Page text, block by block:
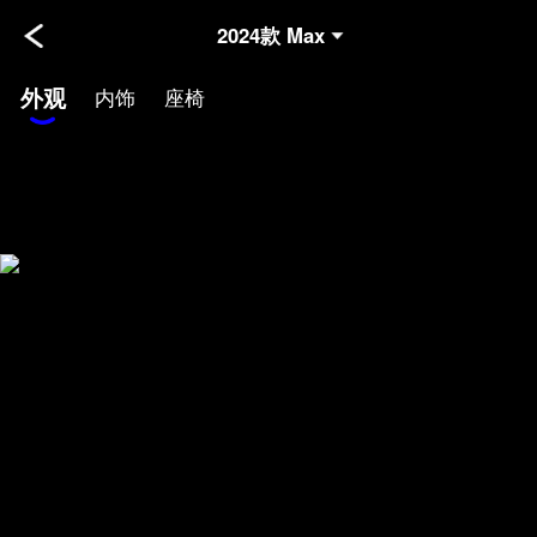
2024款 Max
外观 内饰 座椅